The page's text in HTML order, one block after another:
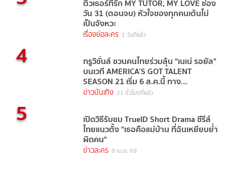
ติวเธอร์ที่รัก MY TUTOR, MY LOVE ช่อง
วัน 31 (ตอนจบ) หัวใจของทุกคนเต้นไม่
เป็นจังหวะ
เรื่องย่อละคร 1 วันที่แล้ว
4 ทรูวิชั่นส์ ชวนคนไทยร่วมลุ้น "เนเน่ รอยัล"
บนเวที AMERICA’S GOT TALENT
SEASON 21 เริ่ม 6 ส.ค.นี้ ทาง
TrueVisions NOW
ข่าวบันเทิง 21 ชั่วโมงที่แล้ว
5 เปิดวิธีรับชม TrueID Short Drama ซีรีส์
ไทยแนวตั้ง "เธอคือแม่บ้าน ที่ฉันเหยียบย่ำ
ผิดคน"
ข่าวละคร 9 เม.ย. 69